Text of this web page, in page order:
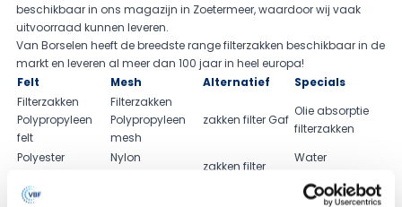
beschikbaar in ons magazijn in Zoetermeer, waardoor wij vaak
uitvoorraad kunnen leveren.
Van Borselen heeft de breedste range filterzakken beschikbaar in de
markt en leveren al meer dan 100 jaar in heel europa!
Felt
Mesh Alternatief
Specials
Filterzakken
Polypropyleen
felt
Filterzakken
Polypropyleen
mesh
zakken filter Gaf
Olie absorptie
filterzakken
Polyester
filterzakken
Nylon
zakken filter
Water
filterzakken